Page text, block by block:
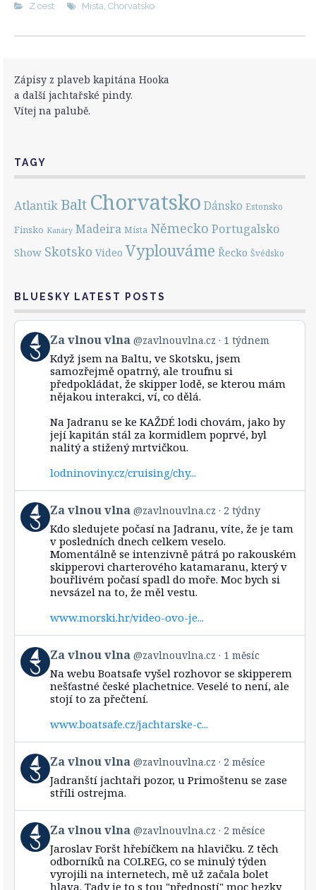
Z cest Místa, Chorvatsko
Zápisy z plaveb kapitána Hooka
a další jachtařské pindy.
Vítej na palubě.
TAGY
Atlantik Balt Chorvatsko Dánsko Estonsko
Finsko Kanáry Madeira Místa Německo Portugalsko
Show Skotsko Video Vyplouváme Řecko Švédsko
BLUESKY LATEST POSTS
View
post
by
Bluesky
Za vlnou vlna @zavlnouvlna.cz 1 týdnem
Když jsem na Baltu, ve Skotsku, jsem
samozřejmě opatrný, ale troufnu si
předpokládat, že skipper lodě, se kterou mám
nějakou interakci, ví, co dělá.
Na Jadranu se ke KAŽDÉ lodi chovám, jako by
její kapitán stál za kormidlem poprvé, byl
nalitý a stižený mrtvičkou.
lodninoviny.cz/cruising/chy...
View
post
by
Bluesky
Za vlnou vlna @zavlnouvlna.cz 2 týdny
Kdo sledujete počasí na Jadranu, víte, že je tam
v posledních dnech celkem veselo.
Momentálně se intenzivně pátrá po rakouském
skipperovi charterového katamaranu, který v
bouřlivém počasí spadl do moře. Moc bych si
nevsázel na to, že měl vestu.
www.morski.hr/video-ovo-je...
View
post
by
Za vlnou vlna @zavlnouvlna.cz 1 měsíc
Na webu Boatsafe vyšel rozhovor se skipperem
nešťastné české plachetnice. Veselé to není, ale
stojí to za přečtení.
www.boatsafe.cz/jachtarske-c...
View
post
by
vlnou
vlna
on
Bluesky
Za vlnou vlna @zavlnouvlna.cz 2 měsíce
Jadranští jachtaři pozor, u Primoštenu se zase
stříli ostrejma.
View
post
by
Za vlnou vlna @zavlnouvlna.cz 2 měsíce
Jaroslav Foršt hřebíčkem na hlavičku. Z těch
odborníků na COLREG, co se minulý týden
vyrojili na internetech, mě už začala bolet
hlava. Tady je to s tou "předností" moc hezky